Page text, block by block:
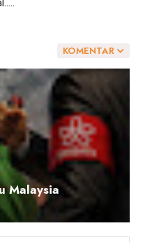
KOMENTAR
Malaysia